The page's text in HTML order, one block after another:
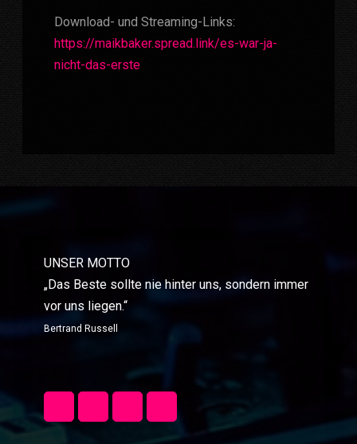
Download- und Streaming-Links:
https://maikbaker.spread.link/es-war-ja-
nicht-das-erste
UNSER MOTTO
„Das Beste sollte nie hinter uns, sondern immer
vor uns liegen.“
Bertrand Russell